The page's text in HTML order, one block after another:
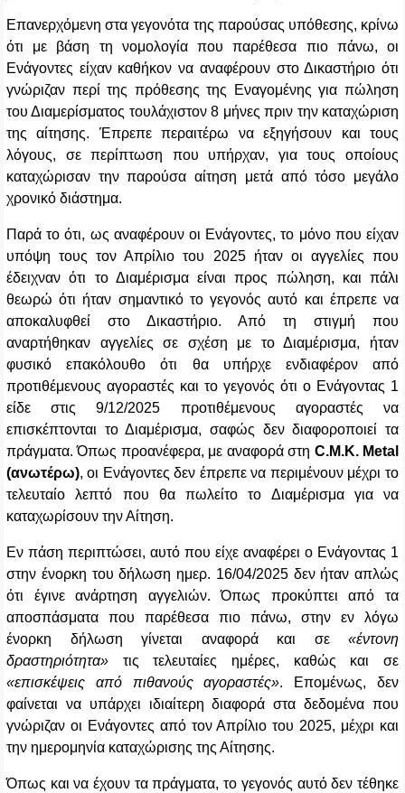
Επανερχόμενη στα γεγονότα της παρούσας υπόθεσης, κρίνω
ότι με βάση τη νομολογία που παρέθεσα πιο πάνω, οι
Ενάγοντες είχαν καθήκον να αναφέρουν στο Δικαστήριο ότι
γνώριζαν περί της πρόθεσης της Εναγομένης για πώληση
του Διαμερίσματος τουλάχιστον 8 μήνες πριν την καταχώριση
της αίτησης. Έπρεπε περαιτέρω να εξηγήσουν και τους
λόγους, σε περίπτωση που υπήρχαν, για τους οποίους
καταχώρισαν την παρούσα αίτηση μετά από τόσο μεγάλο
χρονικό διάστημα.
Παρά το ότι, ως αναφέρουν οι Ενάγοντες, το μόνο που είχαν
υπόψη τους τον Απρίλιο του 2025 ήταν οι αγγελίες που
έδειχναν ότι το Διαμέρισμα είναι προς πώληση, και πάλι
θεωρώ ότι ήταν σημαντικό το γεγονός αυτό και έπρεπε να
αποκαλυφθεί στο Δικαστήριο. Από τη στιγμή που
αναρτήθηκαν αγγελίες σε σχέση με το Διαμέρισμα, ήταν
φυσικό επακόλουθο ότι θα υπήρχε ενδιαφέρον από
προτιθέμενους αγοραστές και το γεγονός ότι ο Ενάγοντας 1
είδε στις 9/12/2025 προτιθέμενους αγοραστές να
επισκέπτονται το Διαμέρισμα, σαφώς δεν διαφοροποιεί τα
πράγματα. Όπως προανέφερα, με αναφορά στη C.M.K. Metal
(ανωτέρω), οι Ενάγοντες δεν έπρεπε να περιμένουν μέχρι το
τελευταίο λεπτό που θα πωλείτο το Διαμέρισμα για να
καταχωρίσουν την Αίτηση.
Εν πάση περιπτώσει, αυτό που είχε αναφέρει ο Ενάγοντας 1
στην ένορκη του δήλωση ημερ. 16/04/2025 δεν ήταν απλώς
ότι έγινε ανάρτηση αγγελιών. Όπως προκύπτει από τα
αποσπάσματα που παρέθεσα πιο πάνω, στην εν λόγω
ένορκη δήλωση γίνεται αναφορά και σε «έντονη
δραστηριότητα» τις τελευταίες ημέρες, καθώς και σε
«επισκέψεις από πιθανούς αγοραστές». Επομένως, δεν
φαίνεται να υπάρχει ιδιαίτερη διαφορά στα δεδομένα που
γνώριζαν οι Ενάγοντες από τον Απρίλιο του 2025, μέχρι και
την ημερομηνία καταχώρισης της Αίτησης.
Όπως και να έχουν τα πράγματα, το γεγονός αυτό δεν τέθηκε